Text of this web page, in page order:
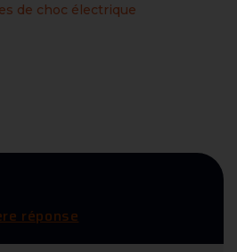
de choc électrique
réponse